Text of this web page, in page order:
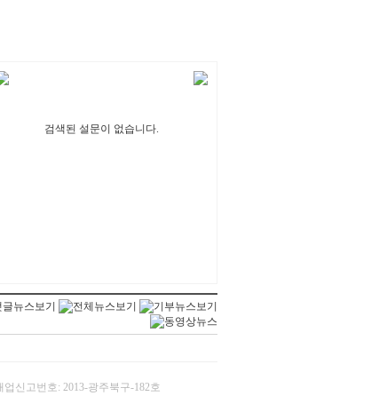
검색된 설문이 없습니다.
업신고번호: 2013-광주북구-182호